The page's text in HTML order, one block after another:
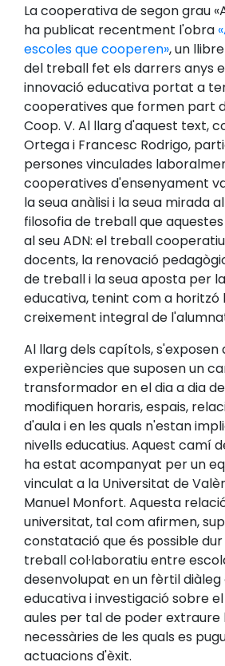
La cooperativa de segon grau
ha publicat recentment l'obra
escoles que cooperen», un
del treball fet els darrers anys
innovació educativa portat a
cooperatives que formen part
Coop. V. Al llarg d'aquest text,
Ortega i Francesc Rodrigo,
persones vinculades
cooperatives d'ensenyament
la seua anàlisi i la seua mirada
filosofia de treball que
al seu ADN: el treball
docents, la renovació
de treball i la seua aposta per
educativa, tenint com a horitzó
creixement integral de
Al llarg dels capítols, s'exposen
experiències que suposen un
transformador en el dia a dia
modifiquen horaris, espais,
d'aula i en les quals n'estan
nivells educatius. Aquest camí
ha estat acompanyat per un
vinculat a la Universitat de
Manuel Monfort. Aquesta
universitat, tal com afirmen,
constatació que és possible
treball col·laboratiu entre
desenvolupat en un fèrtil
educativa i investigació sobre
aules per tal de poder extraure
necessàries de les quals es
actuacions d'èxit.